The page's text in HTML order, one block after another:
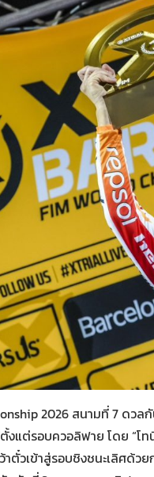
2026 สนามที่ 7 ดวล
งแต่รอบควอลิฟาย โดย “โ
ตั๋วเข้าสู่รอบชิงชนะเลิศด้ว